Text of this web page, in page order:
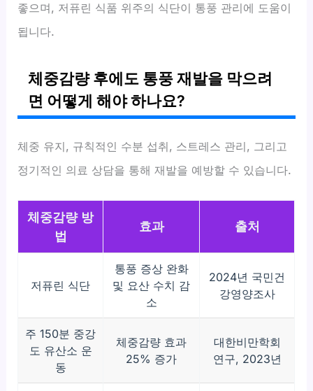
좋으며, 저퓨린 식품 위주의 식단이 통풍 관리에 도움이
됩니다.
체중감량 후에도 통풍 재발을 막으려
면 어떻게 해야 하나요?
체중 유지, 규칙적인 수분 섭취, 스트레스 관리, 그리고
정기적인 의료 상담을 통해 재발을 예방할 수 있습니다.
체중감량 방
법
효과 출처
저퓨린 식단
통풍 증상 완화
및 요산 수치 감
소
2024년 국민건
강영양조사
주 150분 중강
도 유산소 운
동
체중감량 효과
25% 증가
대한비만학회
연구, 2023년